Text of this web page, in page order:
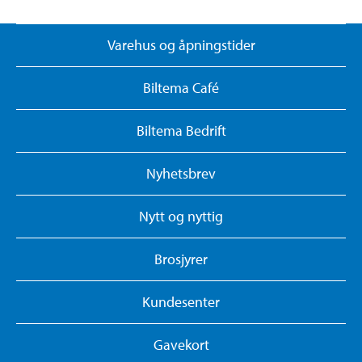
Varehus og åpningstider
Biltema Café
Biltema Bedrift
Nyhetsbrev
Nytt og nyttig
Brosjyrer
Kundesenter
Gavekort